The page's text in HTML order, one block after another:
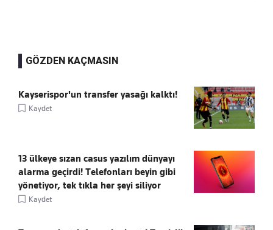
GÖZDEN KAÇMASIN
Kayserispor'un transfer yasağı kalktı!
Kaydet
13 ülkeye sızan casus yazılım dünyayı
alarma geçirdi! Telefonları beyin gibi
yönetiyor, tek tıkla her şeyi siliyor
Kaydet